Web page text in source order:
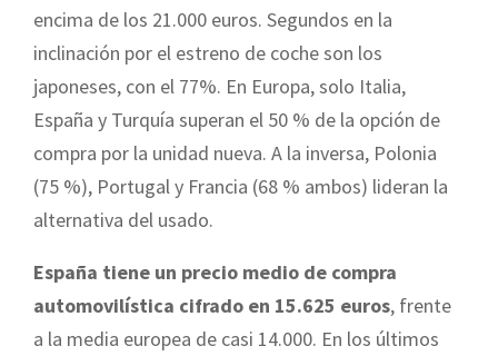
encima de los 21.000 euros. Segundos en la
inclinación por el estreno de coche son los
japoneses, con el 77%. En Europa, solo Italia,
España y Turquía superan el 50 % de la opción de
compra por la unidad nueva. A la inversa, Polonia
(75 %), Portugal y Francia (68 % ambos) lideran la
alternativa del usado.
España tiene un precio medio de compra
automovilística cifrado en 15.625 euros, frente
a la media europea de casi 14.000. En los últimos